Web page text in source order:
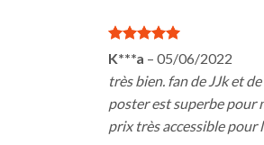
Note
sur
5
K***a – 05/06/2022
très bien. fan de JJk et
poster est superbe pour
prix très accessible pour